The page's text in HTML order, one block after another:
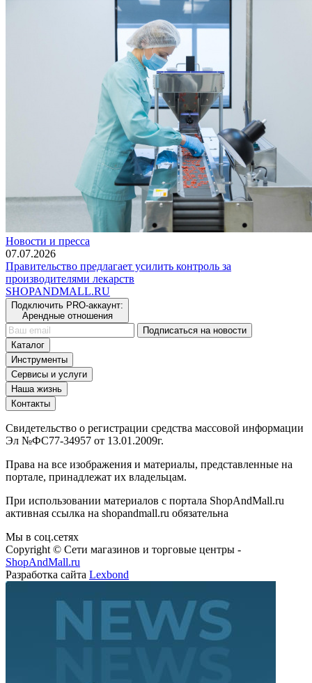
Новости и пресса
07.07.2026
Правительство предлагает усилить контроль за
производителями лекарств
SHOPANDMALL.RU
Подключить PRO-аккаунт:
Арендные отношения
Подписаться на новости
Каталог
Инструменты
Сервисы и услуги
Наша жизнь
Контакты
Свидетельство о регистрации средства массовой информации
Эл №ФС77-34957 от 13.01.2009г.
Права на все изображения и материалы, представленные на
портале, принадлежат их владельцам.
При использовании материалов с портала ShopAndMall.ru
активная ссылка на shopandmall.ru обязательна
Мы в соц.сетях
Copyright © Сети магазинов и торговые центры -
ShopAndMall.ru
Разработка сайта Lexbond